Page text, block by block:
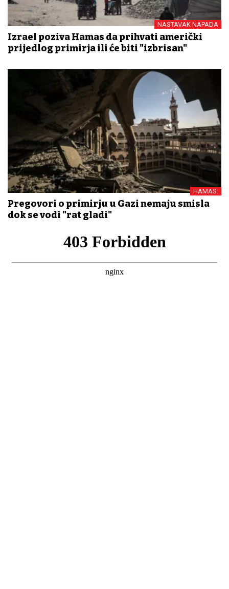
NASTAVAK NAPADA
Izrael poziva Hamas da prihvati američki
prijedlog primirja ili će biti "izbrisan"
HAMAS:
Pregovori o primirju u Gazi nemaju smisla
dok se vodi "rat gladi"